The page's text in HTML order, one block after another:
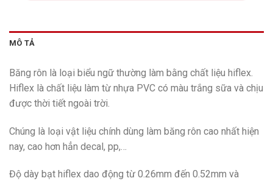
MÔ TẢ
Băng rôn là loại biểu ngữ thường làm bằng chất liệu hiflex.
Hiflex là chất liệu làm từ nhựa PVC có màu trắng sữa và chịu
được thời tiết ngoài trời.
Chúng là loại vật liệu chính dùng làm băng rôn cao nhất hiện
nay, cao hơn hẳn decal, pp,…
Độ dày bạt hiflex dao động từ 0.26mm đến 0.52mm và